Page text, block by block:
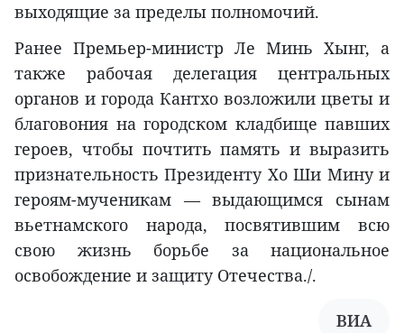
выходящие за пределы полномочий.
Ранее Премьер-министр Ле Минь Хынг, а
также рабочая делегация центральных
органов и города Кантхо возложили цветы и
благовония на городском кладбище павших
героев, чтобы почтить память и выразить
признательность Президенту Хо Ши Мину и
героям-мученикам — выдающимся сынам
вьетнамского народа, посвятившим всю
свою жизнь борьбе за национальное
освобождение и защиту Отечества./.
ВИА